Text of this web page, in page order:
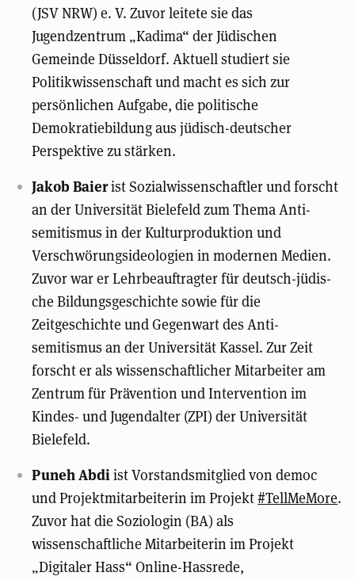
(JSV NRW) e. V. Zuvor leitete sie das
Jugendzentrum „Kadima“ der Jüdischen
Gemeinde Düsseldorf. Aktuell studiert sie
Politikwissenschaft und macht es sich zur
persönlichen Aufgabe, die politische
Demokratiebildung aus jüdisch-deutscher
Perspektive zu stärken.
Jakob Baierist Sozialwis­senschaftler und forscht
an der Universität Bielefeld zum Thema An­ti­
semitismus in der Kulturproduktion und
Verschwörungsideologien in modernen Medien.
Zu­vor war er Lehrbeauf­tragter für deutsch-jüdis­
che Bil­dungs­geschichte sowie für die
Zeitgeschichte und Gegen­wart des An­ti­
semitismus an der Uni­ver­sität Kas­sel. Zur Zeit
forscht er als wissenschaftlicher Mitarbeiter am
Zentrum für Prävention und Intervention im
Kindes- und Jugendalter (ZPI) der Universität
Bielefeld.
Puneh Abdiist Vorstandsmitglied von democ
und Projektmitarbeiterin im Projekt#TellMeMore.
Zuvor hat die Soziologin (BA) als
wissenschaftliche Mitarbeiterin im Projekt
„Digitaler Hass“ Online-Hassrede,